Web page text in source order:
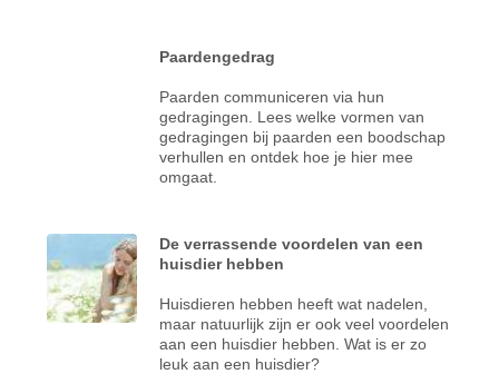
Paardengedrag
Paarden communiceren via hun
gedragingen. Lees welke vormen van
gedragingen bij paarden een boodschap
verhullen en ontdek hoe je hier mee
omgaat.
De verrassende voordelen van een
huisdier hebben
Huisdieren hebben heeft wat nadelen,
maar natuurlijk zijn er ook veel voordelen
aan een huisdier hebben. Wat is er zo
leuk aan een huisdier?